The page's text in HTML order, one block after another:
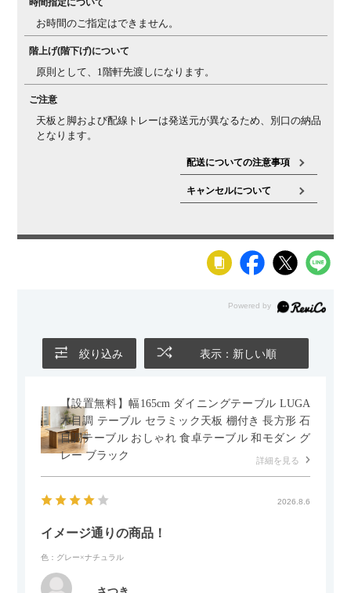
反りについ
て・ヒビ割れ
について
天然木の天板は一般的に、夏場など多湿環境では反りが
入りやすくなります。湿度等（乾燥状況など）によりヒ
ビや反りの現象が起こる場合があることを、天然素材の
とをご理解ください。
お時間のご指定はできません。
階上げ(階下げ)について
原則として、1階軒先渡しになります。
ご注意
天板と脚および配線トレーは発送元が異なるため、別口の納品
となります。
配送についての注意事項
キャンセルについて
絞り込み 表示：新しい順
【設置無料】幅165cm ダイニングテーブル LUGA
木目調 テーブル セラミック天板 棚付き 長方形 石
目調テーブル おしゃれ 食卓テーブル 和モダン グ
レー ブラック
詳細を見る
2026.8.6
イメージ通りの商品！
色：グレー×ナチュラル